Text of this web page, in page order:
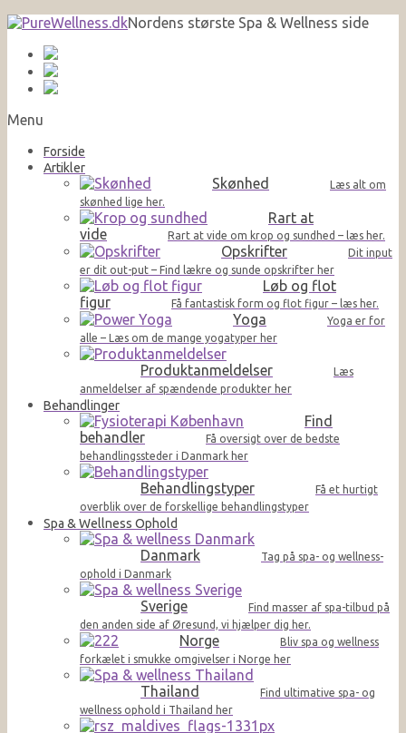
Nordens største Spa & Wellness side
Menu
Forside
Artikler
Skønhed
Læs alt om
skønhed lige her.
Rart at
vide
Rart at vide om krop og sundhed – læs her.
Opskrifter
Dit input
er dit out-put – Find lækre og sunde opskrifter her
Løb og flot
figur
Få fantastisk form og flot figur – læs her.
Yoga
Yoga er for
alle – Læs om de mange yogatyper her
Produktanmeldelser
Læs
anmeldelser af spændende produkter her
Behandlinger
Find
behandler
Få oversigt over de bedste
behandlingssteder i Danmark her
Behandlingstyper
Få et hurtigt
overblik over de forskellige behandlingstyper
Spa & Wellness Ophold
Danmark
Tag på spa- og wellness-
ophold i Danmark
Sverige
Find masser af spa-tilbud på
den anden side af Øresund, vi hjælper dig her.
Norge
Bliv spa og wellness
forkælet i smukke omgivelser i Norge her
Thailand
Find ultimative spa- og
wellness ophold i Thailand her